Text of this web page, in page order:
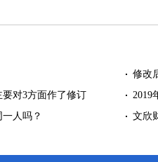
修改
对3方面作了修订
2019
人吗？
文欣